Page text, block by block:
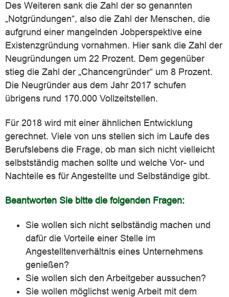
Des Weiteren sank die Zahl der so genannten
„Notgründungen“, also die Zahl der Menschen, die
aufgrund einer mangelnden Jobperspektive eine
Existenzgründung vornahmen. Hier sank die Zahl der
Neugründungen um 22 Prozent. Dem gegenüber
stieg die Zahl der „Chancengründer“ um 8 Prozent.
Die Neugründer aus dem Jahr 2017 schufen
übrigens rund 170.000 Vollzeitstellen.
Für 2018 wird mit einer ähnlichen Entwicklung
gerechnet. Viele von uns stellen sich im Laufe des
Berufslebens die Frage, ob man sich nicht vielleicht
selbstständig machen sollte und welche Vor- und
Nachteile es für Angestellte und Selbständige gibt.
Beantworten Sie bitte die folgenden Fragen:
Sie wollen sich nicht selbständig machen und
dafür die Vorteile einer Stelle im
Angestelltenverhältnis eines Unternehmens
genießen?
Sie wollen sich den Arbeitgeber aussuchen?
Sie wollen möglichst wenig Arbeit mit dem